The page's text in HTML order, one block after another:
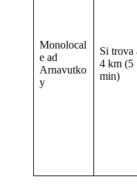
Monolocal
e ad
Arnavutko
y
Si trova
4 km (5
min)